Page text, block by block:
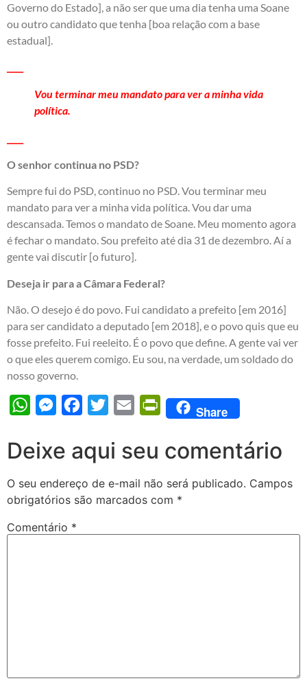
Governo do Estado], a não ser que uma dia tenha uma Soane
ou outro candidato que tenha [boa relação com a base
estadual].
Vou terminar meu mandato para ver a minha vida
política.
O senhor continua no PSD?
Sempre fui do PSD, continuo no PSD. Vou terminar meu
mandato para ver a minha vida política. Vou dar uma
descansada. Temos o mandato de Soane. Meu momento agora
é fechar o mandato. Sou prefeito até dia 31 de dezembro. Aí a
gente vai discutir [o futuro].
Deseja ir para a Câmara Federal?
Não. O desejo é do povo. Fui candidato a prefeito [em 2016]
para ser candidato a deputado [em 2018], e o povo quis que eu
fosse prefeito. Fui reeleito. É o povo que define. A gente vai ver
o que eles querem comigo. Eu sou, na verdade, um soldado do
nosso governo.
WhatsAppMessengerFacebook
Twitter Email PrintFriendly
Share
Deixe aqui seu comentário
O seu endereço de e-mail não será publicado. Campos
obrigatórios são marcados com *
Comentário *